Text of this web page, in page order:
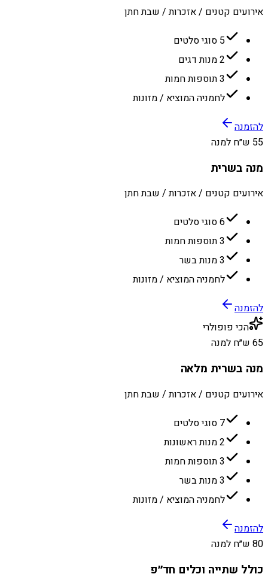
אירועים קטנים / אזכרות / שבת חתן
5 סוגי סלטים
2 מנות דגים
3 תוספות חמות
לחמניה המוציא / מזונות
להזמנה
55 ש״ח למנה
מנה בשרית
אירועים קטנים / אזכרות / שבת חתן
6 סוגי סלטים
3 תוספות חמות
3 מנות בשר
לחמניה המוציא / מזונות
להזמנה
הכי פופולרי
65 ש״ח למנה
מנה בשרית מלאה
אירועים קטנים / אזכרות / שבת חתן
7 סוגי סלטים
2 מנות ראשונות
3 תוספות חמות
3 מנות בשר
לחמניה המוציא / מזונות
להזמנה
80 ש״ח למנה
כולל שתייה וכלים חד״פ